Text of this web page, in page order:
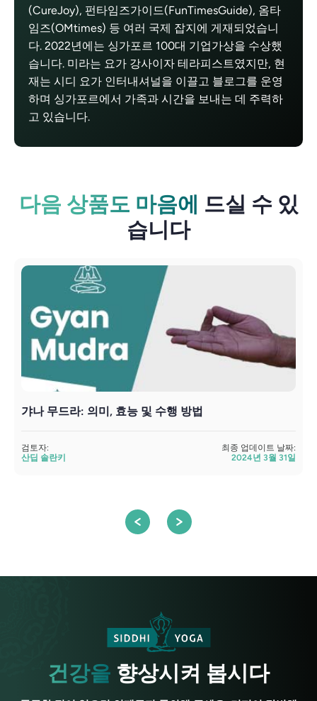
(CureJoy), 펀타임즈가이드(FunTimesGuide), 옴타
임즈(OMtimes) 등 여러 국제 잡지에 게재되었습니
다. 2022년에는 싱가포르 100대 기업가상을 수상했
습니다. 미라는 요가 강사이자 테라피스트였지만, 현
재는 시디 요가 인터내셔널을 이끌고 블로그를 운영
하며 싱가포르에서 가족과 시간을 보내는 데 주력하
고 있습니다.
다음 상품도 마음에 드실 수 있
습니다
갸나 무드라: 의미, 효능 및 수행 방법
검토자:
산딥 솔란키
최종 업데이트 날짜:
2024년 3월 31일
건강을 향상시켜 봅시다